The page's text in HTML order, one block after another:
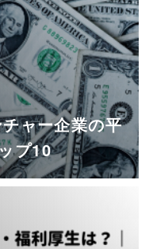
ャー企業の平
プ10